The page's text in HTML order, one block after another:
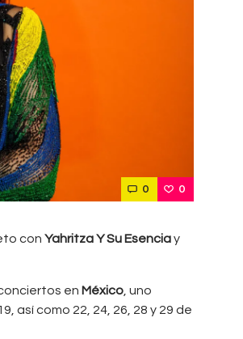
0 0
con Yahritza Y Su Esenciay
en México , uno
así como 22, 24, 26, 28 y 29 de